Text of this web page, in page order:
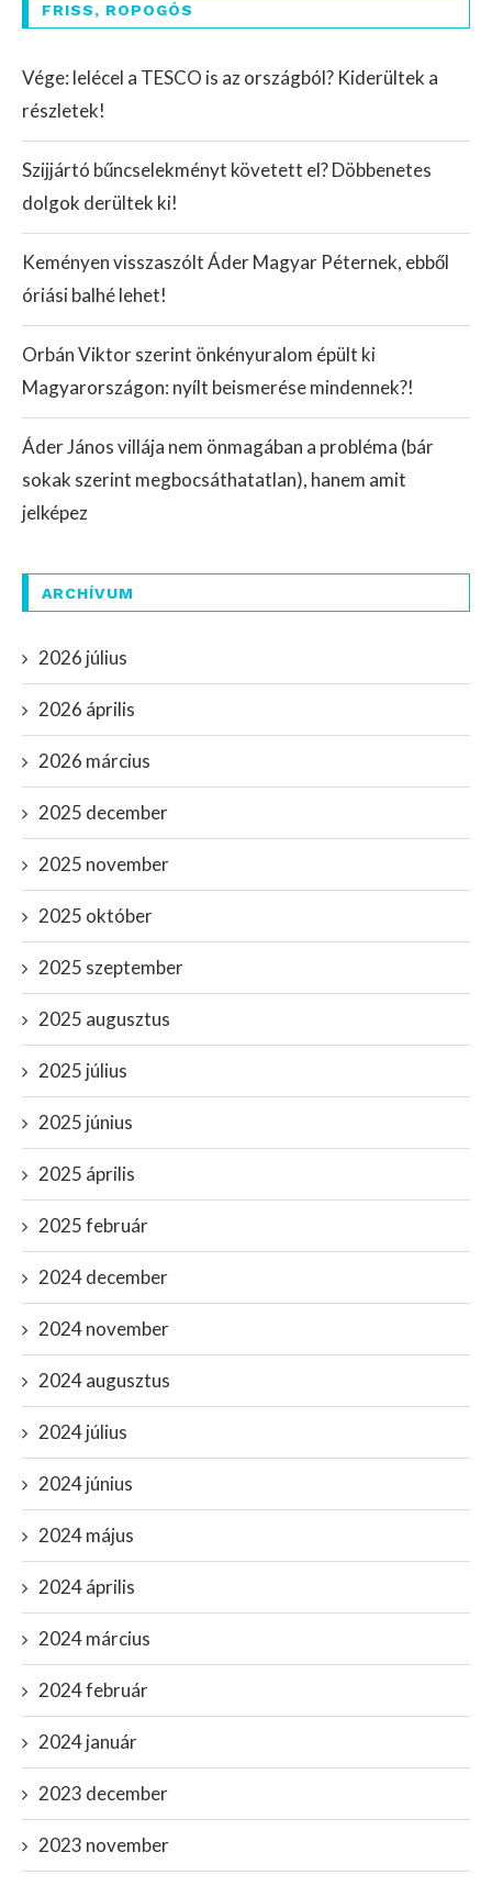
FRISS, ROPOGÓS
Vége: lelécel a TESCO is az országból? Kiderültek a
részletek!
Szijjártó bűncselekményt követett el? Döbbenetes
dolgok derültek ki!
Keményen visszaszólt Áder Magyar Péternek, ebből
óriási balhé lehet!
Orbán Viktor szerint önkényuralom épült ki
Magyarországon: nyílt beismerése mindennek?!
Áder János villája nem önmagában a probléma (bár
sokak szerint megbocsáthatatlan), hanem amit
jelképez
ARCHÍVUM
2026 július
2026 április
2026 március
2025 december
2025 november
2025 október
2025 szeptember
2025 augusztus
2025 július
2025 június
2025 április
2025 február
2024 december
2024 november
2024 augusztus
2024 július
2024 június
2024 május
2024 április
2024 március
2024 február
2024 január
2023 december
2023 november